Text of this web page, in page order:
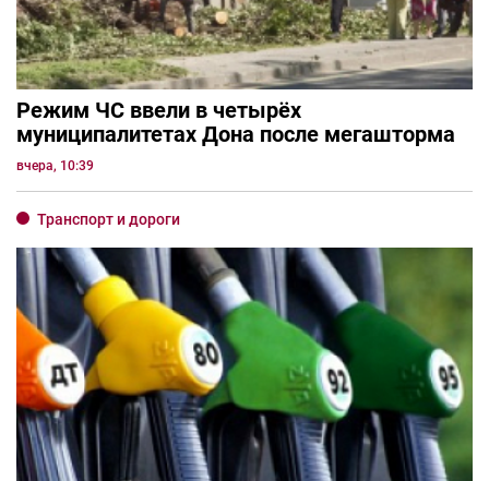
Режим ЧС ввели в четырёх
муниципалитетах Дона после мегашторма
вчера, 10:39
Транспорт и дороги